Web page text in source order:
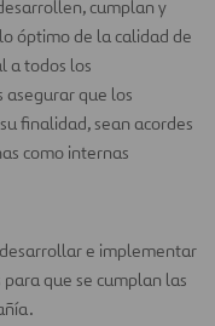
cumplan y
óptimo de la calidad de
a todos los
que los
finalidad, sean acordes
como internas
e implementar
que se cumplan las